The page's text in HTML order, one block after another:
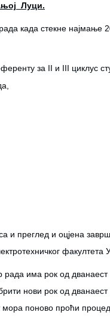
Луци.
када стекне
за II и III циклус
и преглед и оцјена
факултета
рада има рок од
нови рок од
поново проћи